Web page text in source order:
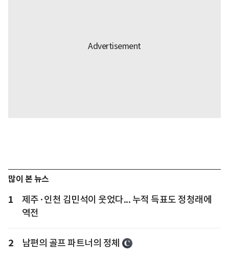
많이 본 뉴스
1
제주·인천 김민석이 웃었다... 누적 득표도 정청래에
역전
2 남편의 골프 파트너의 정체